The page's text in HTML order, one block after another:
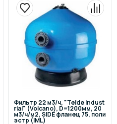
Фильтр 22 м3/ч, "Teide Indust
rial" (Volcano), D=1200мм, 20
м3/ч/м2, SIDE фланец 75, поли
эстр (IML)